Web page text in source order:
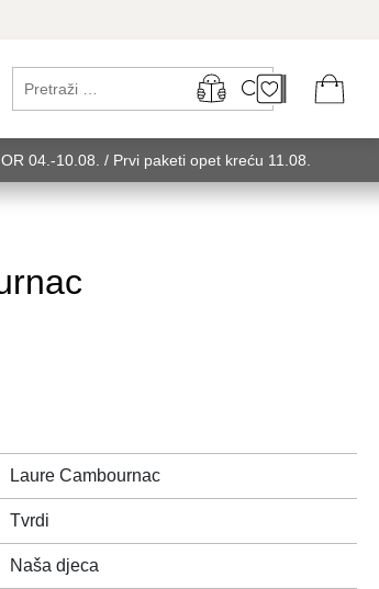
04.-10.08. / Prvi paketi opet kreću 11.08.
ODMOR 04.-10.08. / Prvi paketi opet kreću
ODMOR 0
Laure Cambournac
Tvrdi
Naša djeca